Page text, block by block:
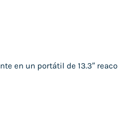
en un portátil de 13.3″